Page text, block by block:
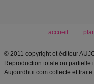
accueil
© 2011 copyright et éditeur
Reproduction totale ou
Aujourdhui.com collecte et